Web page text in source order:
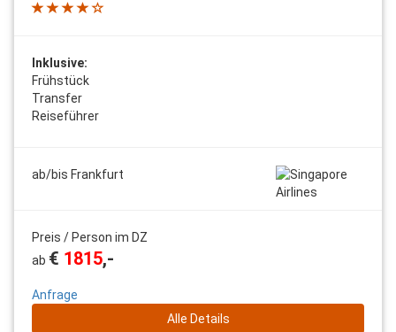
Inklusive:
Frühstück
Transfer
Reiseführer
ab/bis Frankfurt
Preis / Person im DZ
ab € 1815,-
Anfrage
Alle Details